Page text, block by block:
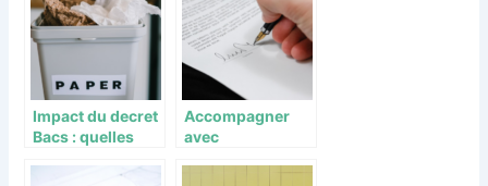
Impact du decret
Bacs : quelles
et opportunites
Accompagner
avec